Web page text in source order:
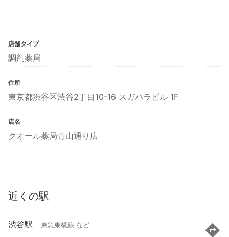
店舗タイプ
調剤薬局
住所
東京都渋谷区渋谷2丁目10-16 スガハラビル 1F
店名
クオール薬局青山通り店
近くの駅
渋谷駅 東急東横線 など